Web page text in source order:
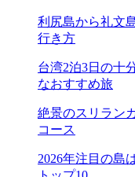
利尻島から礼文
行き方
台湾2泊3日の十
なおすすめ旅
絶景のスリラン
コース
2026年注目の島